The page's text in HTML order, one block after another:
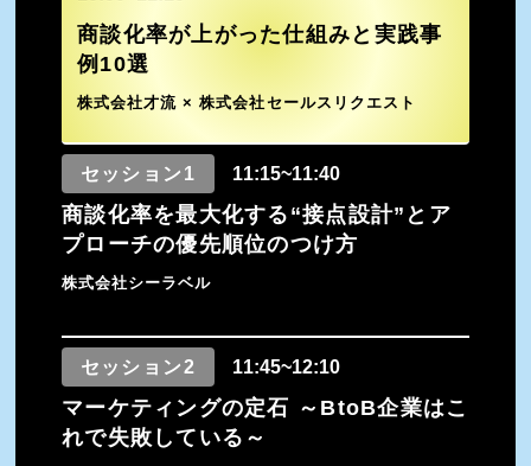
商談化率が上がった仕組みと実践事
例10選
株式会社才流 × 株式会社セールスリクエスト
セッション1 11:15~11:40
商談化率を最大化する“接点設計”とア
プローチの優先順位のつけ方
株式会社シーラベル
セッション2 11:45~12:10
マーケティングの定石 ～BtoB企業はこ
れで失敗している～